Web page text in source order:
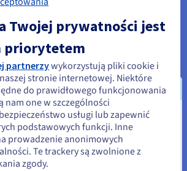
testuj i uruchamiaj algorytmy na
QPU.
as a Service
& Operations
monitoruj i zarządzaj Twoimi
Identity, Security & Operations
że znajdujesz się w
w Stany Zjednoczone, wyszukaj
Twojej prywatności jest
priorytetem
partnerzywykorzystują pliki cookie i
stronie internetowej. Niektóre
do prawidłowego funkcjonowania
nam one w szczególności
usługi lub zapewnić
podstawowych funkcji. Inne
prowadzenie anonimowych
Te trackery są zwolnione z
zgody.